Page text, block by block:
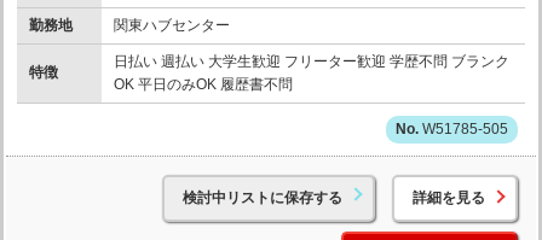
勤務地 関東ハブセンター
特徴
日払い 週払い 大学生歓迎 フリーター歓迎 学歴不問 ブランク
OK 平日のみOK 履歴書不問
W51785-505
検討中リストに保存する 詳細を見る